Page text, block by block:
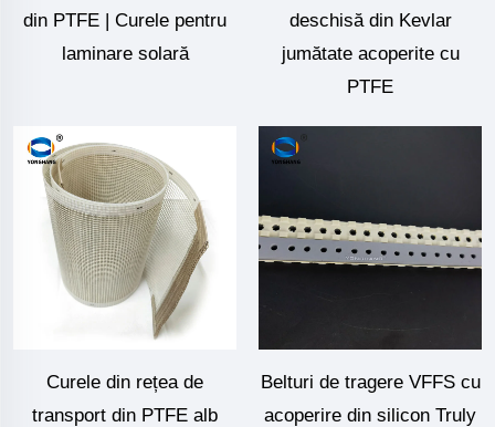
din PTFE | Curele pentru
laminare solară
deschisă din Kevlar
jumătate acoperite cu
PTFE
Curele din rețea de
transport din PTFE alb
Belturi de tragere VFFS cu
acoperire din silicon Truly